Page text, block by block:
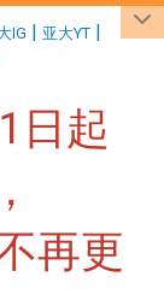
IG | 亚大YT |
日起
再更